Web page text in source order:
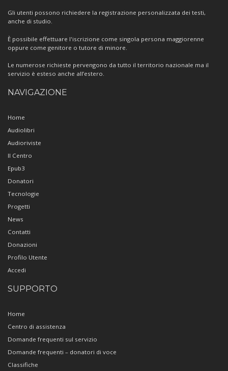
Gli utenti possono richiedere la registrazione personalizzata dei testi,
anche di studio.
È possibile effettuare l'iscrizione come singola persona maggiorenne
oppure come genitore o tutore di minore.
Le numerose richieste pervengono da tutto il territorio nazionale ma il
servizio è esteso anche all’estero.
NAVIGAZIONE
Home
Audiolibri
Audioriviste
Il Centro
Epub3
Donatori
Tecnologie
Progetti
News
Contatti
Donazioni
Profilo Utente
Accedi
SUPPORTO
Home
Centro di assistenza
Domande frequenti sul servizio
Domande frequenti – donatori di voce
Classifiche